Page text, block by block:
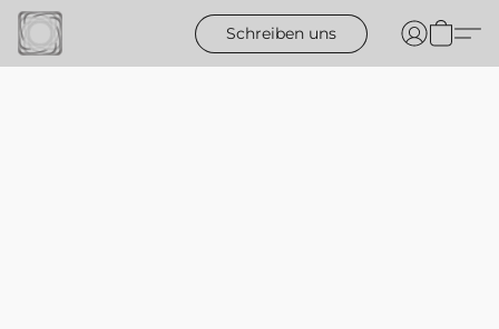
Schreiben uns